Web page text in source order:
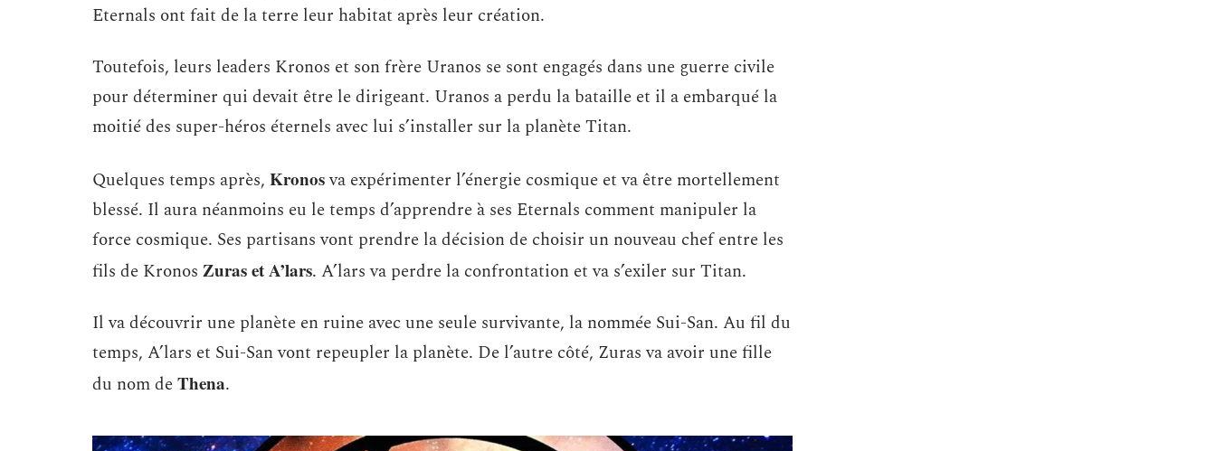
Eternals ont fait de la terre leur habitat après leur création.
Toutefois, leurs leaders Kronos et son frère Uranos se sont engagés dans une guerre civile
pour déterminer qui devait être le dirigeant. Uranos a perdu la bataille et il a embarqué la
moitié des super-héros éternels avec lui s’installer sur la planète Titan.
Quelques temps après, Kronosva expérimenter l’énergie cosmique et va être mortellement
blessé. Il aura néanmoins eu le temps d’apprendre à ses Eternals comment manipuler la
force cosmique. Ses partisans vont prendre la décision de choisir un nouveau chef entre les
fils de Kronos Zuras et A’lars. A’lars va perdre la confrontation et va s’exiler sur Titan.
Il va découvrir une planète en ruine avec une seule survivante, la nommée Sui-San. Au fil du
temps, A’lars et Sui-San vont repeupler la planète. De l’autre côté, Zuras va avoir une fille
du nom deThena.